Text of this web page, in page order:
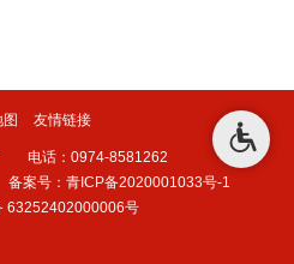
友情链接
府 电话：0974-8581262
备案号：青ICP备2020001033号-1
63252402000006号